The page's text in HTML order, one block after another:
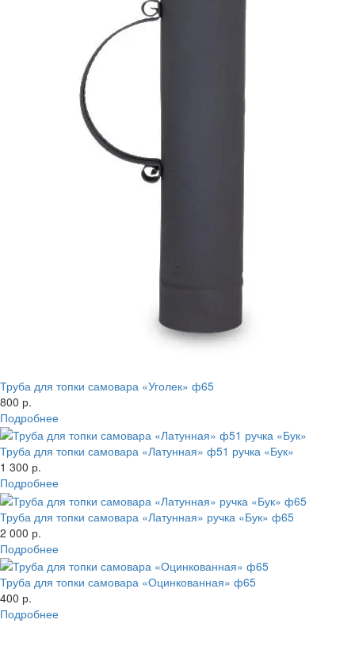
Труба для топки самовара «Уголек» ф65
800 р.
Подробнее
Труба для топки самовара «Латунная» ф51 ручка «Бук»
1 300 р.
Подробнее
Труба для топки самовара «Латунная» ручка «Бук» ф65
2 000 р.
Подробнее
Труба для топки самовара «Оцинкованная» ф65
400 р.
Подробнее